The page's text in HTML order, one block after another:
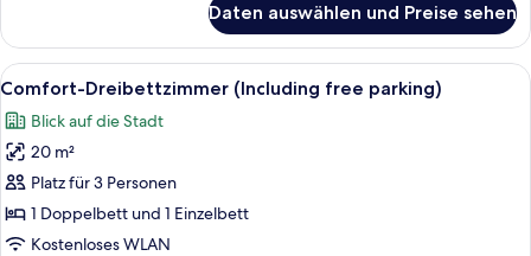
Zweibettzimmer
(Including
free
Daten auswählen und Preise sehen
Alle
Fotos
für
Comfort-
Dreibettzimmer
(Including
free
Ein Hotelzimmer mit einem Bett,
15
Comfort-Dreibettzimmer (Including free parking)
Blick auf die Stadt
20 m²
Platz für 3 Personen
1 Doppelbett und 1 Einzelbett
Kostenloses WLAN